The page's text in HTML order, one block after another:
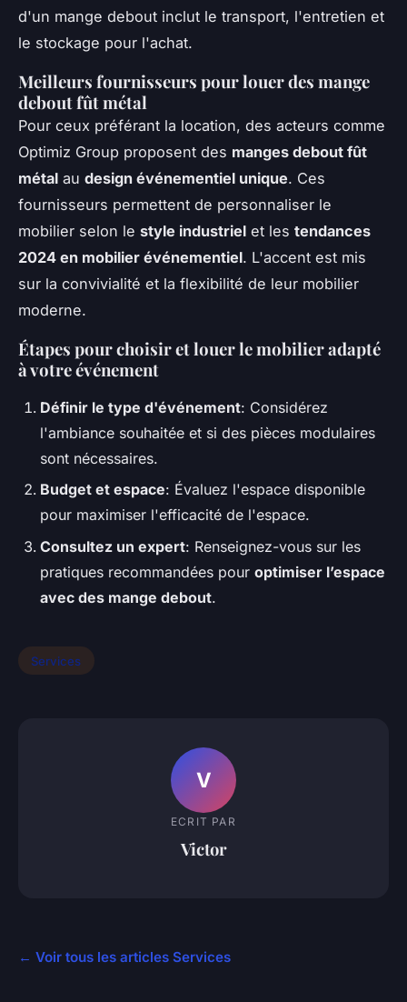
d'un mange debout inclut le transport, l'entretien et
le stockage pour l'achat.
Meilleurs fournisseurs pour louer des mange
debout fût métal
Pour ceux préférant la location, des acteurs comme
Optimiz Group proposent des manges debout fût
métal au design événementiel unique. Ces
fournisseurs permettent de personnaliser le
mobilier selon le style industriel et les tendances
2024 en mobilier événementiel. L'accent est mis
sur la convivialité et la flexibilité de leur mobilier
moderne.
Étapes pour choisir et louer le mobilier adapté
à votre événement
Définir le type d'événement: Considérez
l'ambiance souhaitée et si des pièces modulaires
sont nécessaires.
Budget et espace: Évaluez l'espace disponible
pour maximiser l'efficacité de l'espace.
Consultez un expert: Renseignez-vous sur les
pratiques recommandées pour optimiser l’espace
avec des mange debout.
Services
V
ECRIT PAR
Victor
← Voir tous les articles Services